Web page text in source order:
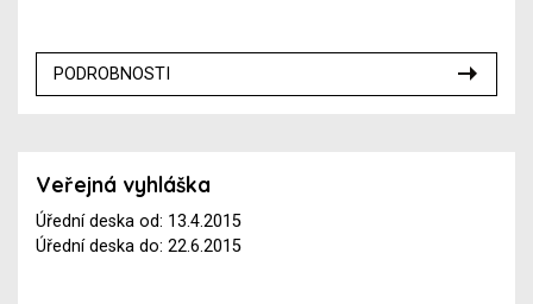
PODROBNOSTI
Veřejná vyhláška
Úřední deska od: 13.4.2015
Úřední deska do: 22.6.2015